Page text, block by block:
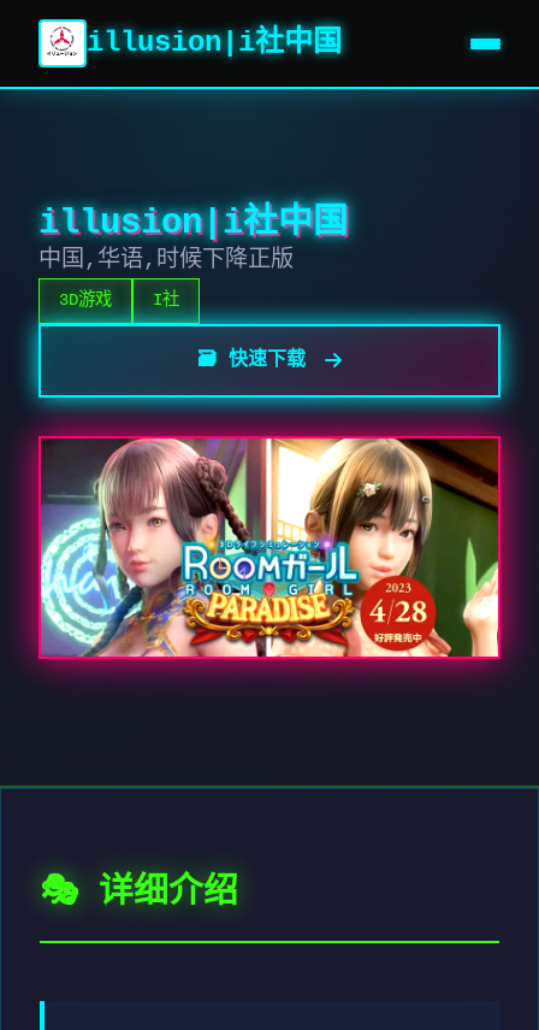
illusion|i社中国
illusion|i社中国
中国,华语,时候下降正版
3D游戏 I社
🗃️ 快速下载
🎭 详细介绍